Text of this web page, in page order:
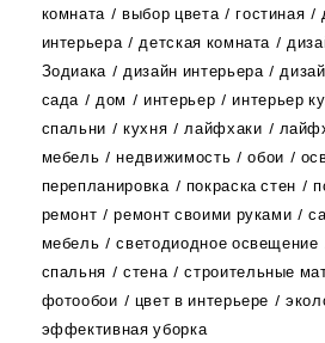
комната
выбор цвета гостиная
интерьера
детская комната
Зодиака
дизайн интерьера
сада
дом интерьер интерьер
спальни
кухня лайфхаки
мебель
недвижимость обои
перепланировка
покраска стен
ремонт
ремонт своими руками
мебель
светодиодное освещение
спальня
стена строительные
фотообои
цвет в интерьере
эффективная уборка